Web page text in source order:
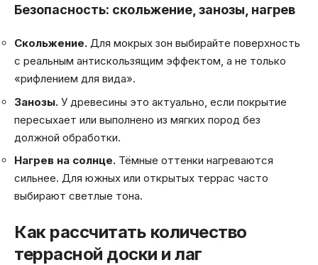
Безопасность: скольжение, занозы, нагрев
Скольжение. Для мокрых зон выбирайте поверхность
с реальным антискользящим эффектом, а не только
«рифлением для вида».
Занозы. У древесины это актуально, если покрытие
пересыхает или выполнено из мягких пород без
должной обработки.
Нагрев на солнце. Тёмные оттенки нагреваются
сильнее. Для южных или открытых террас часто
выбирают светлые тона.
Как рассчитать количество
террасной доски и лаг